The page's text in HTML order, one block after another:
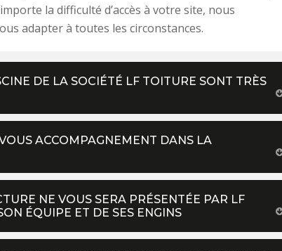
la difficulté d’accès à votre site, nous
adapter à toutes les circonstances.
DE LA SOCIÉTÉ LF TOITURE SONT TRÈS
ACCOMPAGNEMENT DANS LA
NE VOUS SERA PRÉSENTÉE PAR LF
ÉQUIPE ET DE SES ENGINS